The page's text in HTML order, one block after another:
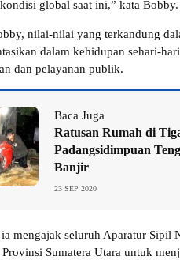
global saat ini,” kata Bobby.
nilai-nilai yang terkandung
dalam kehidupan sehari-
dan pelayanan publik.
Baca Juga
Ratusan Rumah di
Padangsidimpuan
Banjir
23 SEP 2020
mengajak seluruh Aparatur Sipil
Sumatera Utara untuk